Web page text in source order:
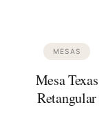
MESAS
Mesa Texas
Retangular